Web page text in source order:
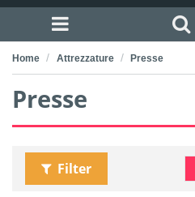
Home Attrezzature Presse
Presse
Filter